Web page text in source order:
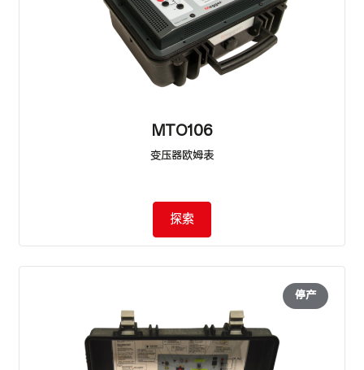
MTO106
变压器欧姆表
探索
停产